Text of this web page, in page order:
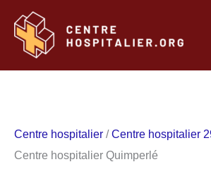
contenu
Centre hospitalier /Centre hospitalier
Centre hospitalier Quimperlé